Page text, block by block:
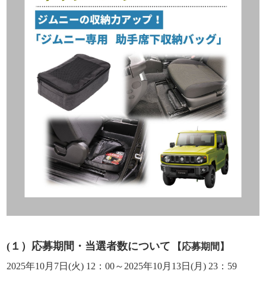
(１）応募期間・当選者数について
【応募期間】
2025年10月7日(火) 12 ：00～2025年10月13日(月) 23 ： 59